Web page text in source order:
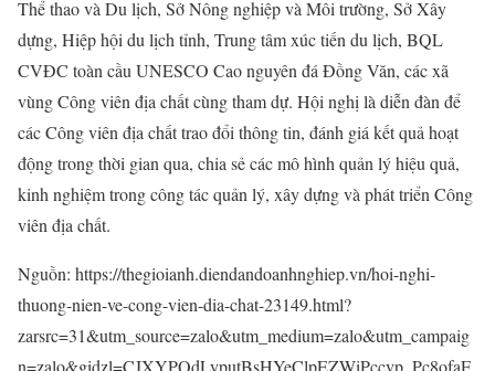
Thể thao và Du lịch, Sở Nông nghiệp và Môi trường, Sở Xây
dựng, Hiệp hội du lịch tỉnh, Trung tâm xúc tiến du lịch, BQL
CVĐC toàn cầu UNESCO Cao nguyên đá Đồng Văn, các xã
vùng Công viên địa chất cùng tham dự. Hội nghị là diễn đàn để
các Công viên địa chất trao đổi thông tin, đánh giá kết quả hoạt
động trong thời gian qua, chia sẻ các mô hình quản lý hiệu quả,
kinh nghiệm trong công tác quản lý, xây dựng và phát triển Công
viên địa chất.
Nguồn: https://thegioianh.diendandoanhnghiep.vn/hoi-nghi-
thuong-nien-ve-cong-vien-dia-chat-23149.html?
zarsrc=31&utm_source=zalo&utm_medium=zalo&utm_campaig
n=zalo&gidzl=CJXYPQdLyputBsHYeClpEZWiPccvp_Pc8ofaF